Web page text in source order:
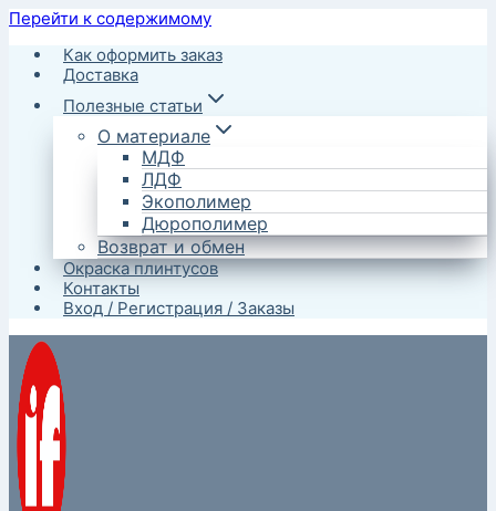
Перейти к содержимому
Как оформить заказ
Доставка
Полезные статьи
О материале
МДФ
ЛДФ
Экополимер
Дюрополимер
Возврат и обмен
Окраска плинтусов
Контакты
Вход / Регистрация / Заказы